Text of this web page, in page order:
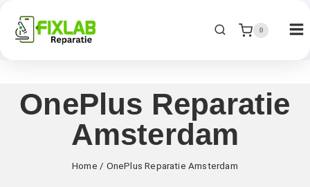
0
OnePlus Reparatie
Amsterdam
Home / OnePlus Reparatie Amsterdam